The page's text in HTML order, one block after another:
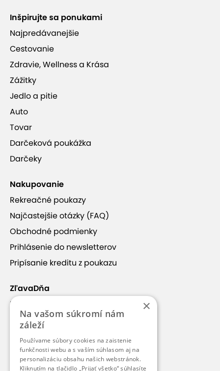
Inšpirujte sa ponukami
Najpredávanejšie
Cestovanie
Zdravie, Wellness a Krása
Zážitky
Jedlo a pitie
Auto
Tovar
Darčeková poukážka
Darčeky
Nakupovanie
Rekreačné poukazy
Najčastejšie otázky (FAQ)
Obchodné podmienky
Prihlásenie do newsletterov
Pripísanie kreditu z poukazu
ZľavaDňa
Náš príbeh
Kontakt
Kariéra
Blog
Pre médiá
×
Na vašom súkromí nám
záleží
Používame súbory cookies na zaistenie
funkčnosti webu a s vaším súhlasom aj na
personalizáciu obsahu našich webstránok.
Kliknutím na tlačidlo „Prijať všetko“ súhlasíte